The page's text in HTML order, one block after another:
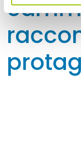
Giorni e orari:
Amici di